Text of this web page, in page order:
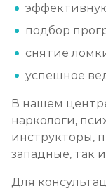
подбор
снятие
успешное
В нашем
наркологи,
инструкторы,
западные, так
Для